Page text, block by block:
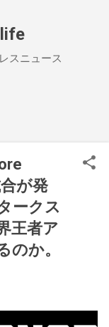
スニュース
が発
ークス
王者ア
のか。